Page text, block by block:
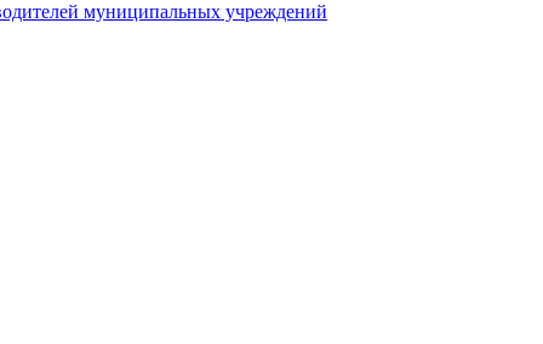
муниципальных учреждений